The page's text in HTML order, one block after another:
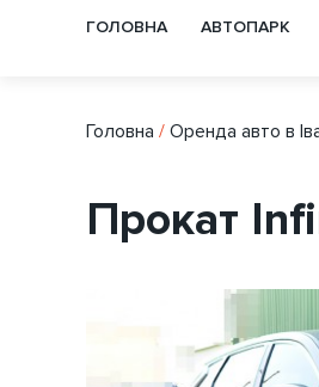
ГОЛОВНА АВТОПАРК
Головна / Оренда авто в
Прокат